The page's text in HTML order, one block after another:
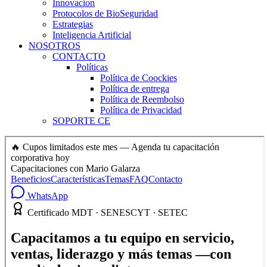
Innovacion
Protocolos de BioSeguridad
Estrategias
Inteligencia Artificial
NOSOTROS
CONTACTO
Políticas
Política de Coockies
Política de entrega
Política de Reembolso
Política de Privacidad
SOPORTE CE